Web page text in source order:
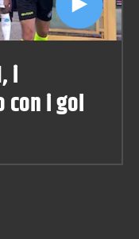
i
con i gol